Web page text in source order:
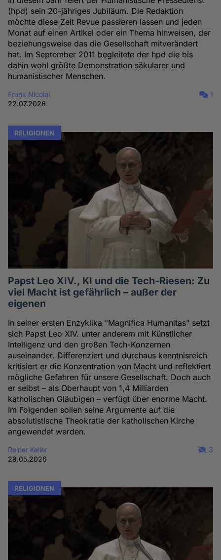
(hpd) sein 20-jähriges Jubiläum. Die Redaktion
möchte diese Zeit Revue passieren lassen und jeden
Monat auf einen Artikel oder ein Thema hinweisen, der
beziehungsweise das die Gesellschaft mitverändert
hat. Im September 2011 begleitete der hpd die bis
dahin wohl größte Demonstration säkularer und
humanistischer Menschen.
Frank Nicolai
22.07.2026
1
RELIGIONEN
Papst Leo XIV., KI und die Tech-Riesen: Zu
viel Macht ist gefährlich – außer der
eigenen
In seiner ersten Enzyklika "Magnifica Humanitas" setzt
sich Papst Leo XIV. unter anderem mit Künstlicher
Intelligenz und den großen Tech-Konzernen
auseinander. Differenziert und durchaus kenntnisreich
kritisiert er die Konzentration von Macht und reflektiert
mögliche Gefahren für unsere Gesellschaft. Doch auch
er selbst – als Oberhaupt von 1,4 Milliarden
katholischen Gläubigen – verfügt über enorme Macht.
Im Folgenden sollen seine Argumente auf die
absolutistische Theokratie der katholischen Kirche
angewendet werden.
Reiner Keller
29.05.2026
3
RELIGIONEN